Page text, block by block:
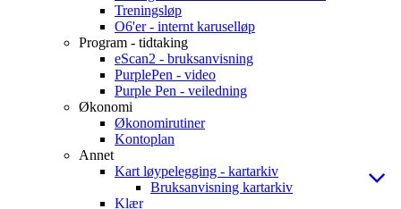
Treningsløp
O6'er - internt karuselløp
Program - tidtaking
eScan2 - bruksanvisning
PurplePen - video
Purple Pen - veiledning
Økonomi
Økonomirutiner
Kontoplan
Annet
Kart løypelegging - kartarkiv
Bruksanvisning kartarkiv
Klær